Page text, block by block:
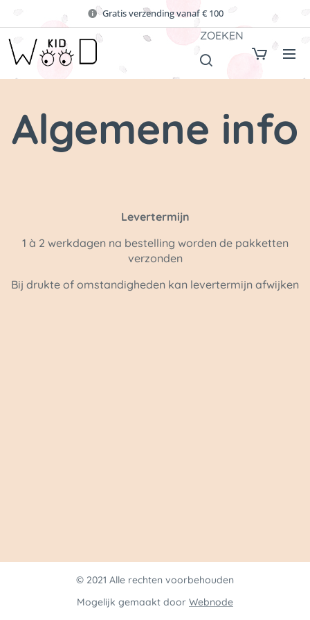
Gratis verzending vanaf € 100
ZOEKEN
Algemene info
Levertermijn
1 à 2 werkdagen na bestelling worden de pakketten
verzonden
Bij drukte of omstandigheden kan levertermijn afwijken
© 2021 Alle rechten voorbehouden
Mogelijk gemaakt door Webnode